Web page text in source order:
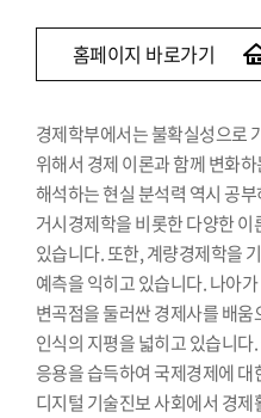
홈페이지 바로가기
경제학부에서는 불확실성으로
위해서 경제 이론과 함께 변화
해석하는 현실 분석력 역시 공
거시경제학을 비롯한 다양한
있습니다. 또한, 계량경제학을
예측을 익히고 있습니다. 나아
변곡점을 둘러싼 경제사를 배
인식의 지평을 넓히고 있습니
응용을 습득하여 국제경제에
디지털 기술진보 사회에서 경